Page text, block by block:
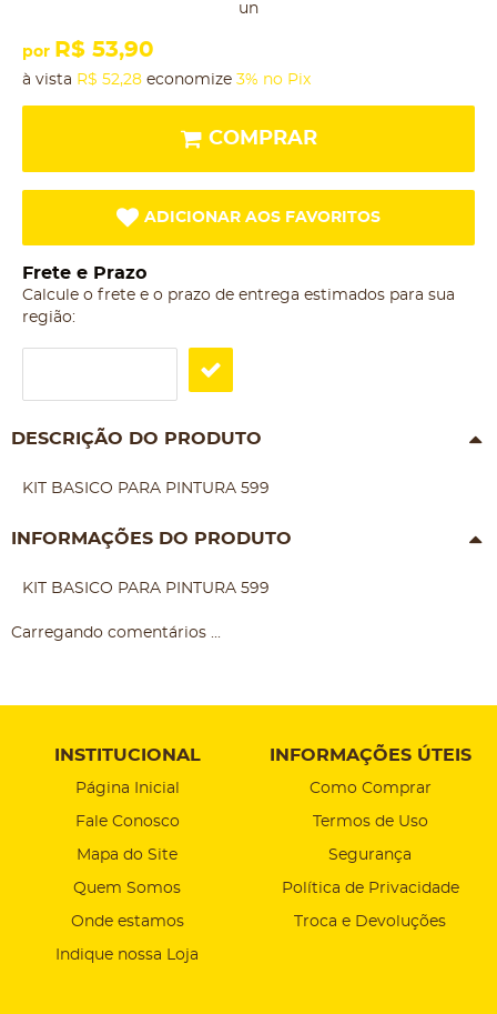
un
por R$ 53,90
à vista R$ 52,28 economize 3% no Pix
COMPRAR
ADICIONAR AOS FAVORITOS
Frete e Prazo
Calcule o frete e o prazo de entrega estimados para sua
região:
DESCRIÇÃO DO PRODUTO
KIT BASICO PARA PINTURA 599
INFORMAÇÕES DO PRODUTO
KIT BASICO PARA PINTURA 599
Carregando comentários ...
INSTITUCIONAL
Página Inicial
Fale Conosco
Mapa do Site
Quem Somos
Onde estamos
Indique nossa Loja
INFORMAÇÕES ÚTEIS
Como Comprar
Termos de Uso
Segurança
Política de Privacidade
Troca e Devoluções